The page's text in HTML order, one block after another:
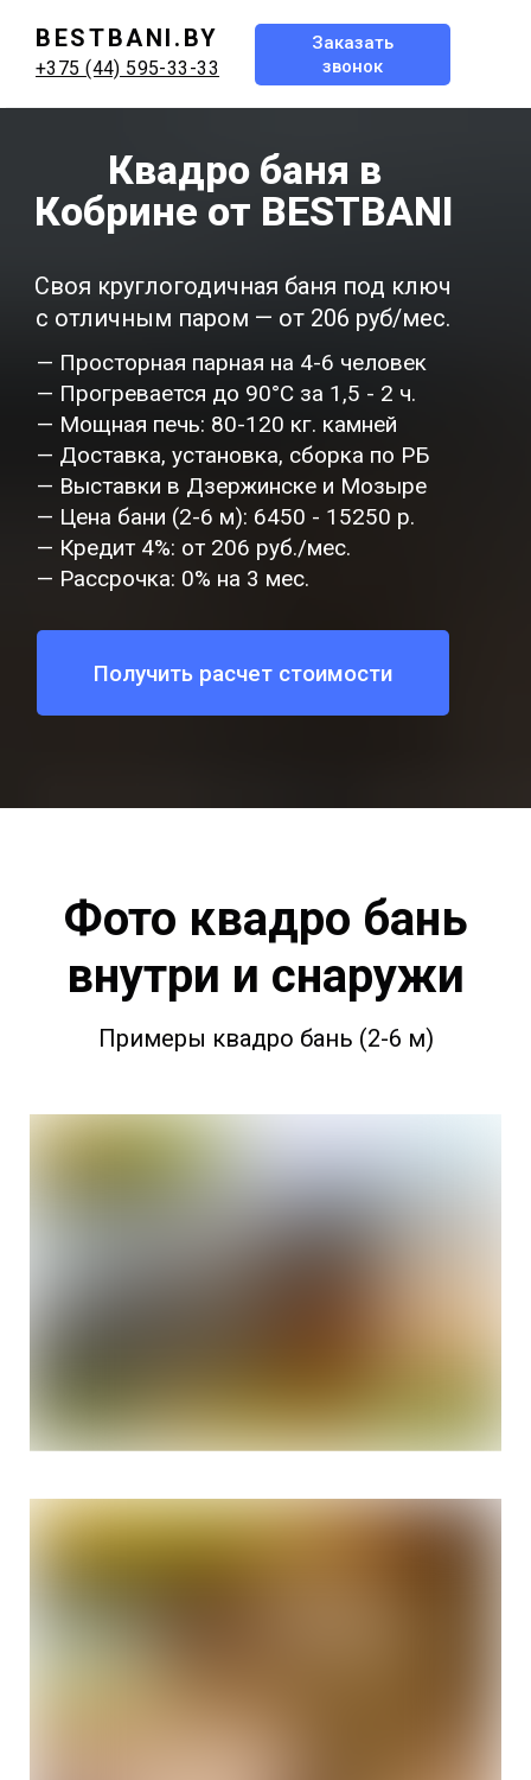
+375 (44) 595-33-33
Заказать
звонок
BESTBANI.BY
Своя круглогодичная баня под ключ
с отличным паром — от 206 руб/мес.
— Просторная парная на 4-6 человек
— Прогревается до 90°C за 1,5 - 2 ч.
— Мощная печь: 80-120 кг. камней
— Доставка, установка, сборка по РБ
— Выставки в Дзержинске и Мозыре
— Цена бани (2-6 м): 6450 - 15250 р.
— Кредит 4%: от 206 руб./мес.
— Рассрочка: 0% на 3 мес.
Получить расчет стоимости
Квадро баня в
Кобрине от BESTBANI
Фото квадро бань
внутри и снаружи
Примеры квадро бань (2-6 м)